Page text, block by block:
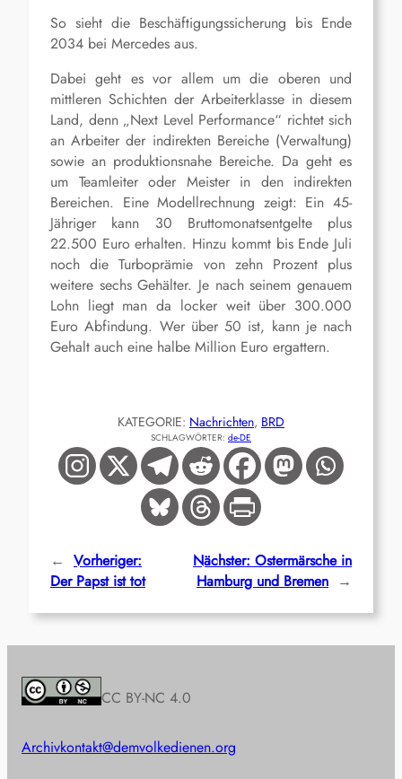
So sieht die Beschäftigungssicherung bis Ende
2034 bei Mercedes aus.
Dabei geht es vor allem um die oberen und
mittleren Schichten der Arbeiterklasse in diesem
Land, denn „Next Level Performance“ richtet sich
an Arbeiter der indirekten Bereiche (Verwaltung)
sowie an produktionsnahe Bereiche. Da geht es
um Teamleiter oder Meister in den indirekten
Bereichen. Eine Modellrechnung zeigt: Ein 45-
Jähriger kann 30 Bruttomonatsentgelte plus
22.500 Euro erhalten. Hinzu kommt bis Ende Juli
noch die Turboprämie von zehn Prozent plus
weitere sechs Gehälter. Je nach seinem genauem
Lohn liegt man da locker weit über 300.000
Euro Abfindung. Wer über 50 ist, kann je nach
Gehalt auch eine halbe Million Euro ergattern.
KATEGORIE: Nachrichten, BRD
SCHLAGWÖRTER: de-DE
← Vorheriger:
Der Papst ist tot
Nächster: Ostermärsche in
Hamburg und Bremen →
CC BY-NC 4.0
Archivkontakt@demvolkedienen.org